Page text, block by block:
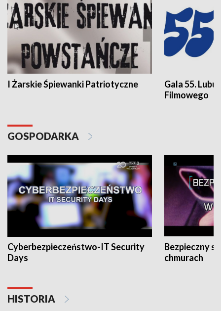
I Żarskie Śpiewanki Patriotyczne
Gala 55.
Filmowego
GOSPODARKA
Cyberbezpieczeństwo-IT Security
Days
Bezpieczny
chmurach
HISTORIA